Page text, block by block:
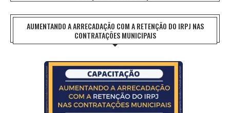
AUMENTANDO A ARRECADAÇÃO COM A RETENÇÃO DO IRPJ NAS
CONTRATAÇÕES MUNICIPAIS